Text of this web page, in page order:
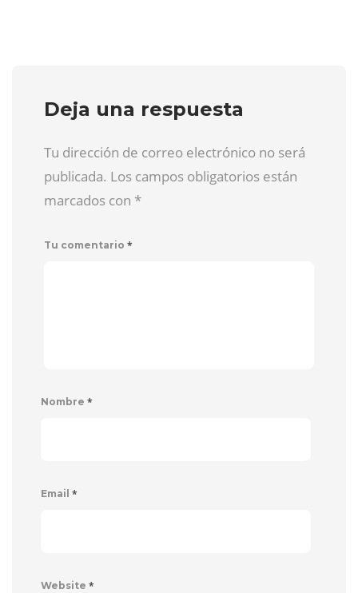
Deja una respuesta
Tu dirección de correo electrónico no será
publicada. Los campos obligatorios están
marcados con *
Tu comentario *
Nombre *
Email *
Website *